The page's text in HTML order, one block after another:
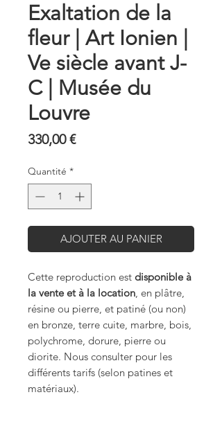
Exaltation de la
fleur | Art Ionien |
Ve siècle avant J-
C | Musée du
Louvre
330,00 €Prix
Quantité *
AJOUTER AU PANIER
Cette reproduction est disponible à
la vente et à la location, en plâtre,
résine ou pierre, et patiné (ou non)
en bronze, terre cuite, marbre, bois,
polychrome, dorure, pierre ou
diorite. Nous consulter pour les
différents tarifs (selon patines et
matériaux).